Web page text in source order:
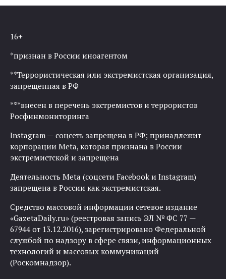
16+
*признан в России иноагентом
**Террористическая или экстремистская организация,
запрещенная в РФ
***внесен в перечень экстремистов и террористов
Росфинмониторинга
Instagram — соцсеть запрещена в РФ; принадлежит
корпорации Meta, которая признана в России
экстремистской и запрещена
Деятельность Meta (соцсети Facebook и Instagram)
запрещена в России как экстремистская.
Средство массовой информации сетевое издание
«GazetaDaily.ru» (реестровая запись ЭЛ № ФС 77 —
67944 от 13.12.2016), зарегистрировано Федеральной
службой по надзору в сфере связи, информационных
технологий и массовых коммуникаций
(Роскомнадзор).